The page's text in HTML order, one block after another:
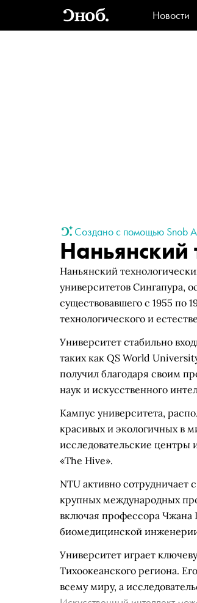
Новости
Создано с помощью Snob
Наньянский
Наньянский
университетов Сингапура,
существовавшего с 1955 по
технологического и
Университет стабильно
таких как QS World
получил благодаря своим
наук и искусственного
Кампус университета,
красивых и экологичных в
исследовательские центры
«The Hive».
NTU активно
крупных международных
включая профессора Чжана
биомедицинской
Университет играет
Тихоокеанского региона.
всему миру, а